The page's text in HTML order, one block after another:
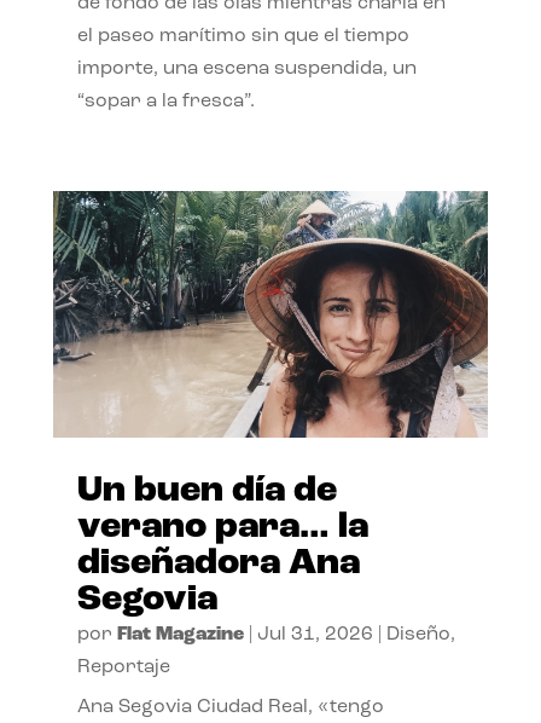
de fondo de las olas mientras charla en
el paseo marítimo sin que el tiempo
importe, una escena suspendida, un
“sopar a la fresca”.
Un buen día de
verano para… la
diseñadora Ana
Segovia
por Flat Magazine| Jul 31, 2026 Diseño,
Reportaje
Ana Segovia Ciudad Real, «tengo